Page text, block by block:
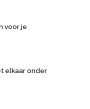
voor je
elkaar onder